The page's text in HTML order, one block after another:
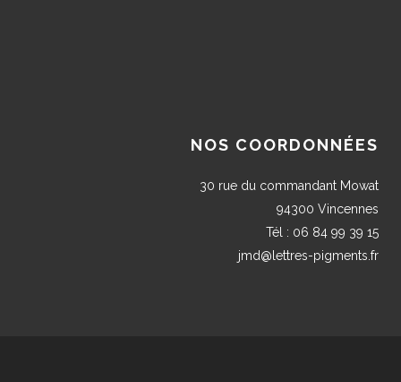
NOS COORDONNÉES
30 rue du commandant Mowat
94300 Vincennes
Tél : 06 84 99 39 15
jmd@lettres-pigments.fr